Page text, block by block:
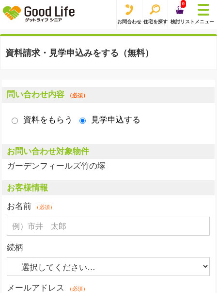
お問合わせ 住宅を探す
0
検討リスト メニュー
資料請求・見学申込みをする（無料）
問い合わせ内容 （必須）
資料をもらう 見学申込する
お問い合わせ対象物件
ガーデンフィールズ竹の塚
お客様情報
お名前
（必須）
続柄
メールアドレス （必須）